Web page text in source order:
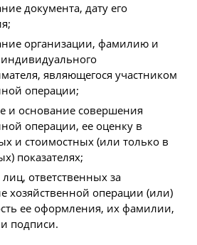
документа, дату его
организации, фамилию и
являющегося участником
операции;
и основание совершения
операции, ее оценку в
и стоимостных (или только в
показателях;
ответственных за
хозяйственной операции (или)
ее оформления, их фамилии,
подписи.